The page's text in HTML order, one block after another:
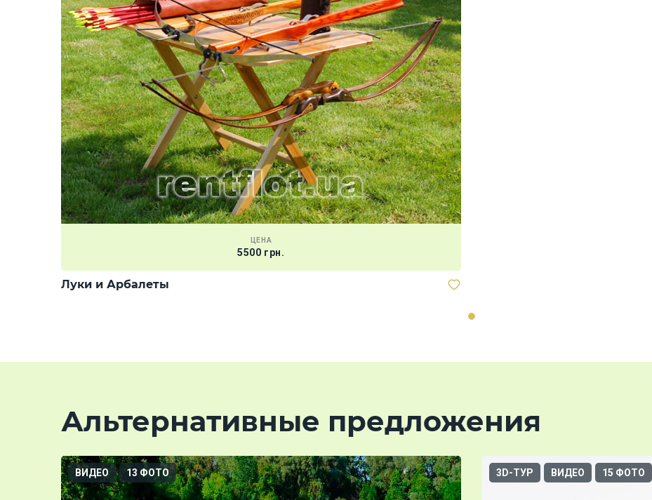
ЦЕНА
5500 грн.
Луки и Арбалеты
Альтернативные предложения
ВИДЕО 13 ФОТО 3D-ТУР ВИДЕО 15 ФОТО